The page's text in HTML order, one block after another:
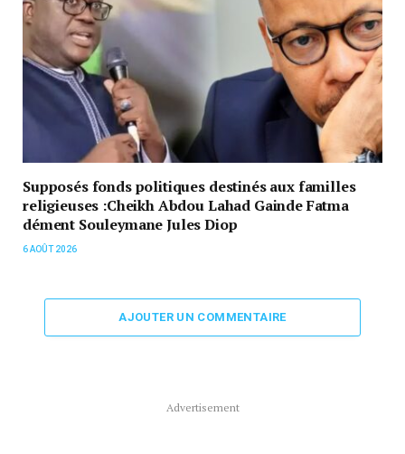
Supposés fonds politiques destinés aux familles
religieuses :Cheikh Abdou Lahad Gainde Fatma
dément Souleymane Jules Diop
6 AOÛT 2026
AJOUTER UN COMMENTAIRE
Advertisement